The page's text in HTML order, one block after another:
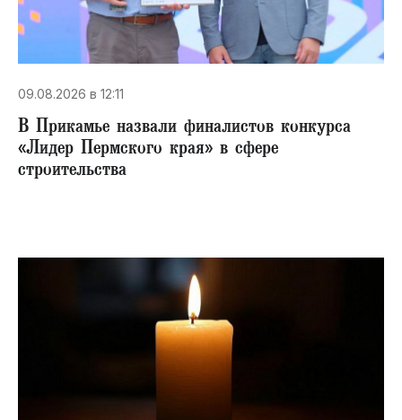
09.08.2026 в 12:11
В Прикамье назвали финалистов конкурса
«Лидер Пермского края» в сфере
строительства